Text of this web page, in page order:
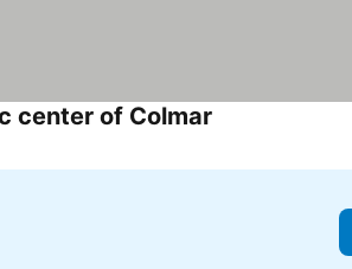
center of Colmar